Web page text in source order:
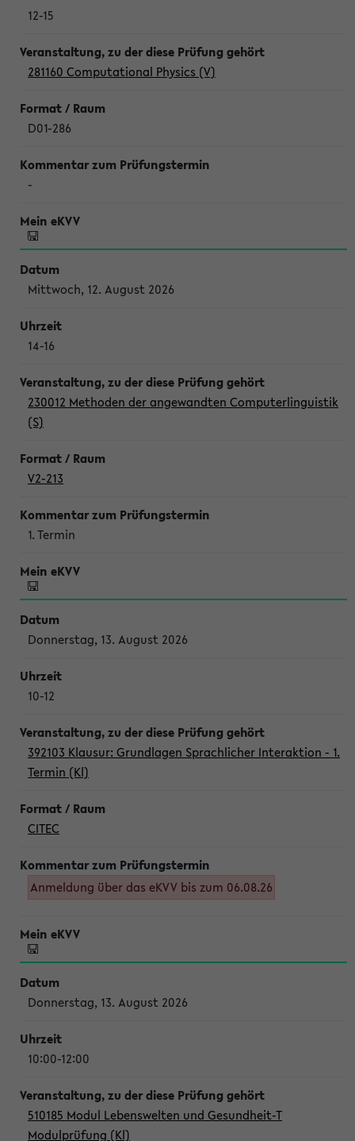
12-15
281160 Computational Physics (V)
D01-286
-
Mittwoch, 12. August 2026
14-16
230012 Methoden der angewandten Computerlinguistik
(S)
V2-213
1. Termin
Donnerstag, 13. August 2026
10-12
392103 Klausur: Grundlagen Sprachlicher Interaktion - 1.
Termin (Kl)
CITEC
Anmeldung über das eKVV bis zum 06.08.26
Donnerstag, 13. August 2026
10:00-12:00
510185 Modul Lebenswelten und Gesundheit-T
Modulprüfung (Kl)